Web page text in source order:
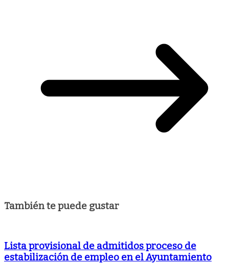
También te puede gustar
Lista provisional de admitidos proceso de
estabilización de empleo en el Ayuntamiento